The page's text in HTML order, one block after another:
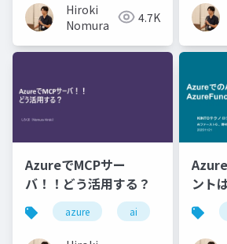
Hiroki
Nomura
4.7K
AzureでMCPサー
バ！！どう活用する？
azure ai
ント